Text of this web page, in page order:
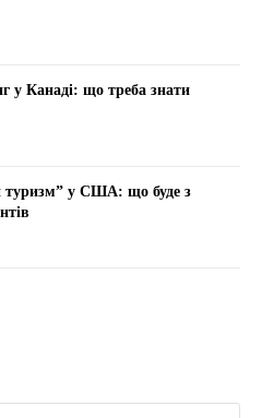
у Канаді: що треба знати
туризм” у США: що буде з